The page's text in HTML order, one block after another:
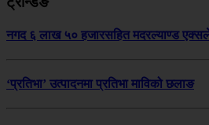
नगद ६ लाख ५० हजारसहित मदरल्याण्ड
‘प्रतिभा’ उत्पादनमा प्रतिभा माविको छलाङ